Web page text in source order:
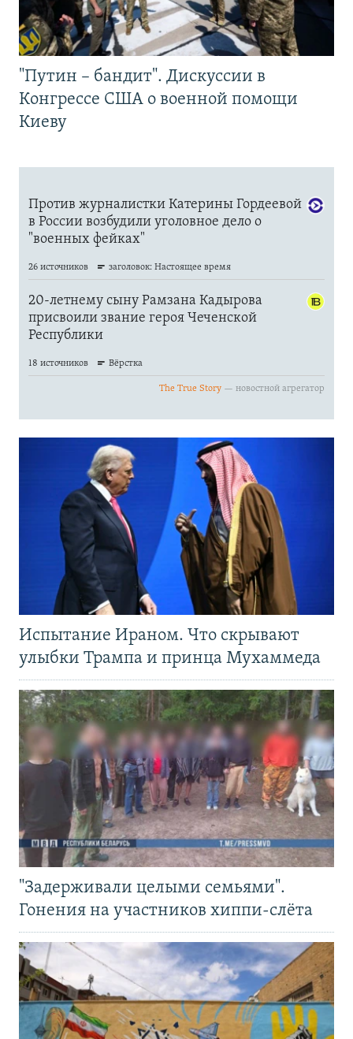
"Путин – бандит". Дискуссии в
Конгрессе США о военной помощи
Киеву
Испытание Ираном. Что скрывают
улыбки Трампа и принца Мухаммеда
"Задерживали целыми семьями".
Гонения на участников хиппи-слёта